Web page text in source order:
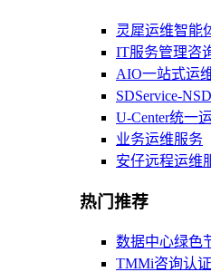
灵犀运维智能
IT服务管理咨
AIO一站式运
SDService-
U-Center统一
业务运维服务
安仔远程运维
热门推荐
数据中心绿色
TMMi咨询认